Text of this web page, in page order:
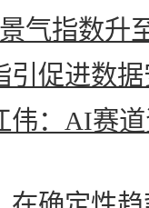
气指数升
引促进数
伟：AI赛